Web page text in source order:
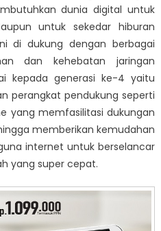
dunia digital untuk
untuk sekedar hiburan
di dukung dengan berbagai
dan kehebatan jaringan
kepada generasi ke-4 yaitu
perangkat pendukung seperti
yang memfasilitasi dukungan
memberikan kemudahan
internet untuk berselancar
yang super cepat.